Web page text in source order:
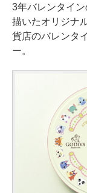
3年バレンタイ
描いたオリジナ
貨店のバレンタ
ー。